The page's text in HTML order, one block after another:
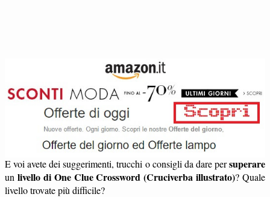
E voi avete dei suggerimenti, trucchi o consigli da dare persuperare
un livello di One Clue Crossword (Cruciverba illustrato)? Quale
livello trovate più difficile?